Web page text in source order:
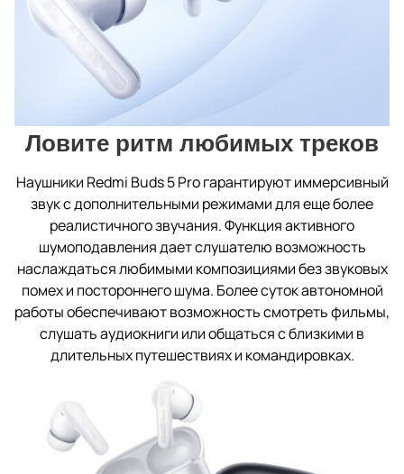
Ловите ритм любимых треков
Наушники Redmi Buds 5 Pro гарантируют иммерсивный
звук с дополнительными режимами для еще более
реалистичного звучания. Функция активного
шумоподавления дает слушателю возможность
наслаждаться любимыми композициями без звуковых
помех и постороннего шума. Более суток автономной
работы обеспечивают возможность смотреть фильмы,
слушать аудиокниги или общаться с близкими в
длительных путешествиях и командировках.